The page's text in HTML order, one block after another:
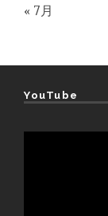
« 7月
YouTube